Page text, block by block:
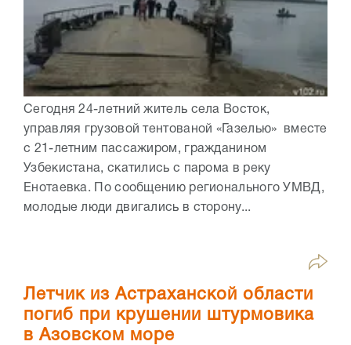
Сегодня 24-летний житель села Восток,
управляя грузовой тентованой «Газелью» вместе
с 21-летним пассажиром, гражданином
Узбекистана, скатились с парома в реку
Енотаевка. По сообщению регионального УМВД,
молодые люди двигались в сторону...
Летчик из Астраханской области
погиб при крушении штурмовика
в Азовском море